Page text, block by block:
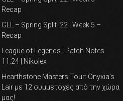
Recap
GLL – Spring Split ‘22 | Week 5 –
Recap
League of Legends | Patch Notes
11.24 | Nikolex
Hearthstone Masters Tour: Onyxia’s
Lair με 12 συμμετοχές από την χώρα
μας!